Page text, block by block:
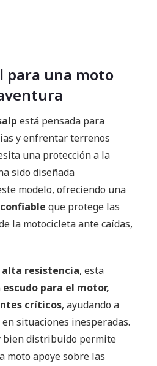
para una moto
está pensada para
y enfrentar terrenos
una protección a la
sido diseñada
modelo, ofreciendo una
que protege las
la motocicleta ante caídas,
alta resistencia, esta
escudo para el motor,
críticos, ayudando a
situaciones inesperadas.
bien distribuido permite
moto apoye sobre las